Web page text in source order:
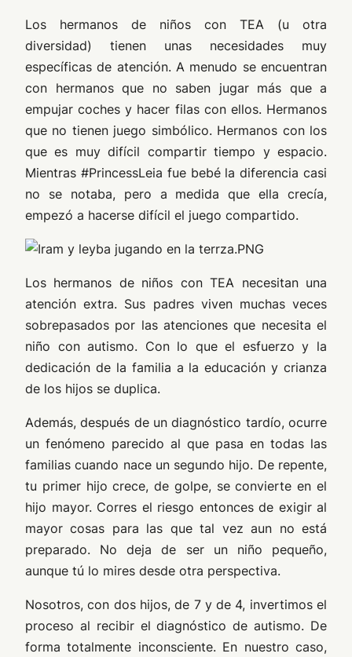
Los hermanos de niños con TEA (u otra
diversidad) tienen unas necesidades muy
específicas de atención. A menudo se encuentran
con hermanos que no saben jugar más que a
empujar coches y hacer filas con ellos. Hermanos
que no tienen juego simbólico. Hermanos con los
que es muy difícil compartir tiempo y espacio.
Mientras #PrincessLeia fue bebé la diferencia casi
no se notaba, pero a medida que ella crecía,
empezó a hacerse difícil el juego compartido.
Los hermanos de niños con TEA necesitan una
atención extra. Sus padres viven muchas veces
sobrepasados por las atenciones que necesita el
niño con autismo. Con lo que el esfuerzo y la
dedicación de la familia a la educación y crianza
de los hijos se duplica.
Además, después de un diagnóstico tardío, ocurre
un fenómeno parecido al que pasa en todas las
familias cuando nace un segundo hijo. De repente,
tu primer hijo crece, de golpe, se convierte en el
hijo mayor. Corres el riesgo entonces de exigir al
mayor cosas para las que tal vez aun no está
preparado. No deja de ser un niño pequeño,
aunque tú lo mires desde otra perspectiva.
Nosotros, con dos hijos, de 7 y de 4, invertimos el
proceso al recibir el diagnóstico de autismo. De
forma totalmente inconsciente. En nuestro caso,